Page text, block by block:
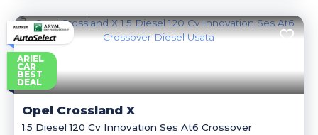
ARIEL
CAR
BEST
DEAL
Opel Crossland X
1.5 Diesel 120 Cv Innovation Ses At6 Crossover